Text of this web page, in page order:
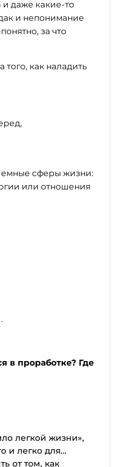
и даже какие-то
и непонимание
за что
как наладить
сферы жизни:
или отношения
в проработке? Где
легкой жизни»,
и легко для...
от том, как